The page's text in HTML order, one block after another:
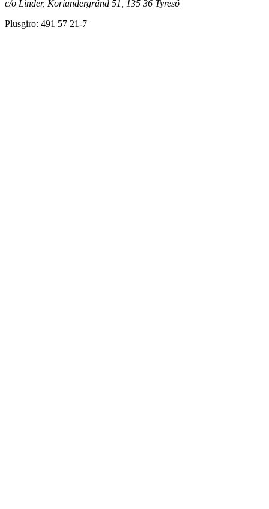
c/o Linder, Koriandergränd 51, 135 36 Tyresö
Plusgiro: 491 57 21-7